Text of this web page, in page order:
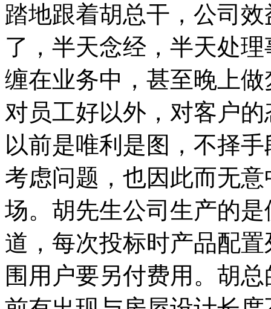
踏地跟着胡总干，公司
了，半天念经，半天处
缠在业务中，甚至晚上
对员工好以外，对客户
以前是唯利是图，不择
考虑问题，也因此而无
场。胡先生公司生产的
道，每次投标时产品配
围用户要另付费用。胡